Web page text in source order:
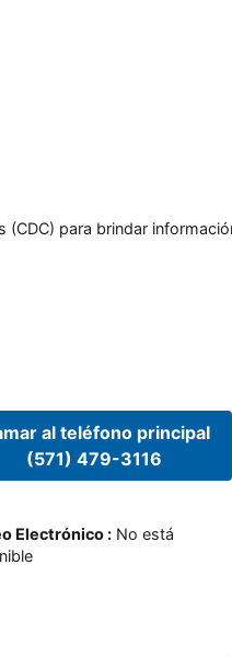
para brindar
al teléfono principal
(571) 479-3116
Electrónico: No está